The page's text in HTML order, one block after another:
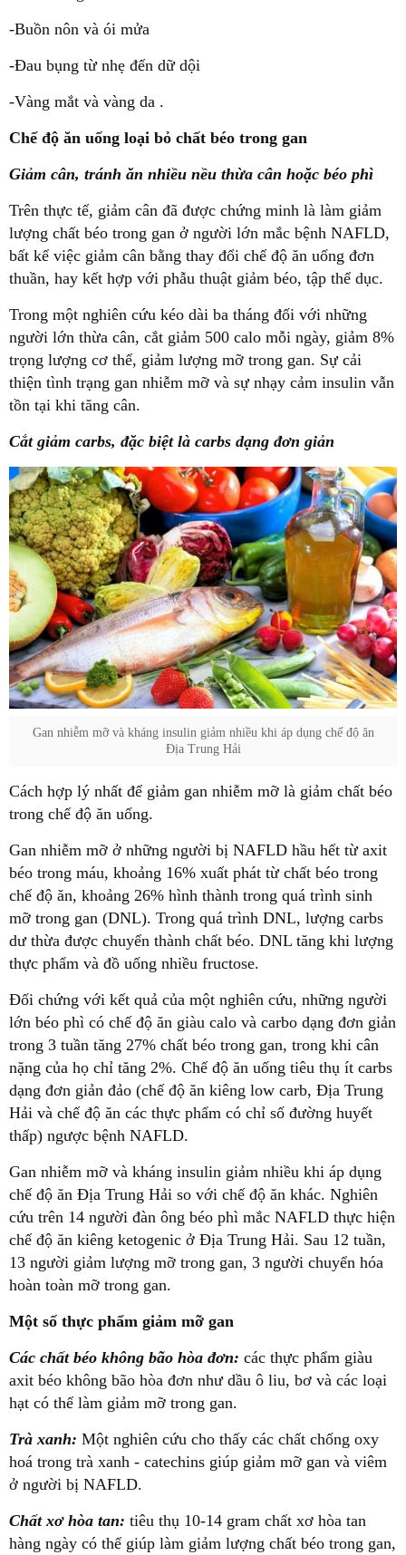
-Buồn nôn và ói mửa
-Đau bụng từ nhẹ đến dữ dội
-Vàng mắt và vàng da .
Chế độ ăn uống loại bỏ chất béo trong gan
Giảm cân, tránh ăn nhiều nều thừa cân hoặc béo phì
Trên thực tế, giảm cân đã được chứng minh là làm giảm
lượng chất béo trong gan ở người lớn mắc bệnh NAFLD,
bất kể việc giảm cân bằng thay đổi chế độ ăn uống đơn
thuần, hay kết hợp với phẫu thuật giảm béo, tập thể dục.
Trong một nghiên cứu kéo dài ba tháng đối với những
người lớn thừa cân, cắt giảm 500 calo mỗi ngày, giảm 8%
trọng lượng cơ thể, giảm lượng mỡ trong gan. Sự cải
thiện tình trạng gan nhiễm mỡ và sự nhạy cảm insulin vẫn
tồn tại khi tăng cân.
Cắt giảm carbs, đặc biệt là carbs dạng đơn giản
Gan nhiễm mỡ và kháng insulin giảm nhiều khi áp dụng chế độ ăn
Địa Trung Hải
Cách hợp lý nhất để giảm gan nhiễm mỡ là giảm chất béo
trong chế độ ăn uống.
Gan nhiễm mỡ ở những người bị NAFLD hầu hết từ axit
béo trong máu, khoảng 16% xuất phát từ chất béo trong
chế độ ăn, khoảng 26% hình thành trong quá trình sinh
mỡ trong gan (DNL). Trong quá trình DNL, ​​lượng carbs
dư thừa được chuyển thành chất béo. DNL tăng khi lượng
thực phẩm và đồ uống nhiều fructose.
Đối chứng với kết quả của một nghiên cứu, những người
lớn béo phì có chế độ ăn giàu calo và carbo dạng đơn giản
trong 3 tuần tăng 27% chất béo trong gan, trong khi cân
nặng của họ chỉ tăng 2%. Chế độ ăn uống tiêu thụ ít carbs
dạng đơn giản đảo (chế độ ăn kiêng low carb, Địa Trung
Hải và chế độ ăn các thực phẩm có chỉ số đường huyết
thấp) ngược bệnh NAFLD.
Gan nhiễm mỡ và kháng insulin giảm nhiều khi áp dụng
chế độ ăn Địa Trung Hải so với chế độ ăn khác. Nghiên
cứu trên 14 người đàn ông béo phì mắc NAFLD thực hiện
chế độ ăn kiêng ketogenic ở Địa Trung Hải. Sau 12 tuần,
13 người giảm lượng mỡ trong gan, 3 người chuyển hóa
hoàn toàn mỡ trong gan.
Một số thực phẩm giảm mỡ gan
Các chất béo không bão hòa đơn: các thực phẩm giàu
axit béo không bão hòa đơn như dầu ô liu, bơ và các loại
hạt có thể làm giảm mỡ trong gan.
Trà xanh: Một nghiên cứu cho thấy các chất chống oxy
hoá trong trà xanh - catechins giúp giảm mỡ gan và viêm
ở người bị NAFLD.
Chất xơ hòa tan: tiêu thụ 10-14 gram chất xơ hòa tan
hàng ngày có thể giúp làm giảm lượng chất béo trong gan,